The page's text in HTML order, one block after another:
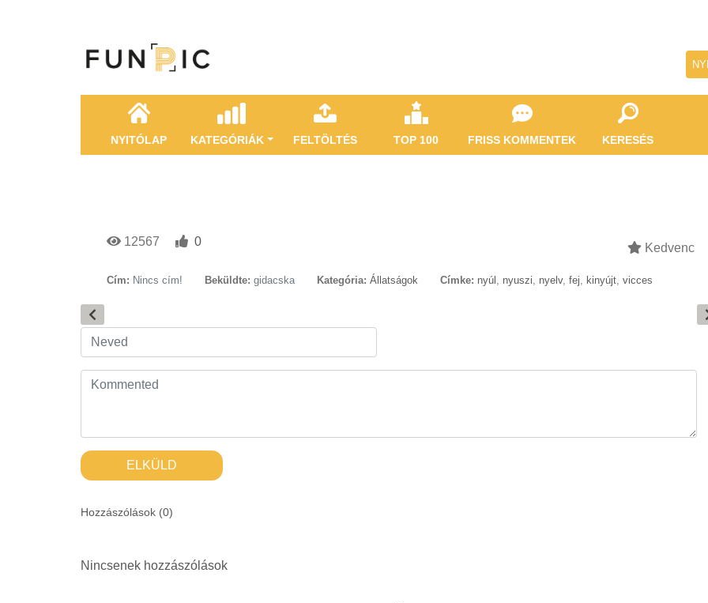
NYITÓLAP KATEGÓRIÁK FELTÖLTÉS TOP 100 FRISS KOMMENTEK KERESÉS
12567 0 Kedvenc
Cím: Nincs cím! Beküldte: gidacska Kategória: Állatságok Címke: nyúl , nyuszi, nyelv, fej, kinyújt, vicces
ELKÜLD
Hozzászólások (0)
Nincsenek hozzászólások